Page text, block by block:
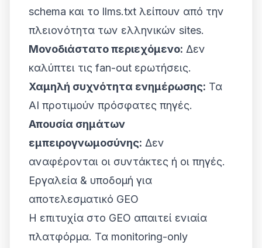
schema και το llms.txt λείπουν από την
πλειονότητα των ελληνικών sites.
Μονοδιάστατο περιεχόμενο: Δεν
καλύπτει τις fan-out ερωτήσεις.
Χαμηλή συχνότητα ενημέρωσης: Τα
AI προτιμούν πρόσφατες πηγές.
Απουσία σημάτων
εμπειρογνωμοσύνης: Δεν
αναφέρονται οι συντάκτες ή οι πηγές.
Εργαλεία & υποδομή για
αποτελεσματικό GEO
Η επιτυχία στο GEO απαιτεί ενιαία
πλατφόρμα. Τα monitoring-only